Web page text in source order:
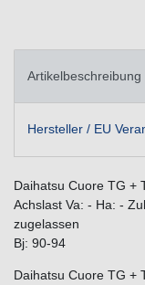
Artikelbeschreibung
Hersteller / EU
Daihatsu Cuore TG +
Achslast Va: - Ha: -
zugelassen
Bj: 90-94
Daihatsu Cuore TG +